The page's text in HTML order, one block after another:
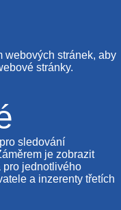
webových stránek, aby
stránky.
sledování
je zobrazit
pro jednotlivého
a inzerenty třetích